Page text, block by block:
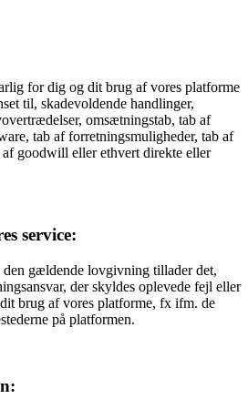
for dig og dit brug af vores platforme
til, skadevoldende handlinger,
omsætningstab, tab af
tab af forretningsmuligheder, tab af
af goodwill eller ethvert direkte eller
service:
gældende lovgivning tillader det,
der skyldes oplevede fejl eller
brug af vores platforme, fx ifm. de
på platformen.